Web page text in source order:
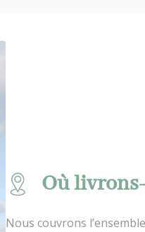
Où
Nous couvrons